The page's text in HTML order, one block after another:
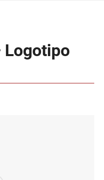
Logotipo